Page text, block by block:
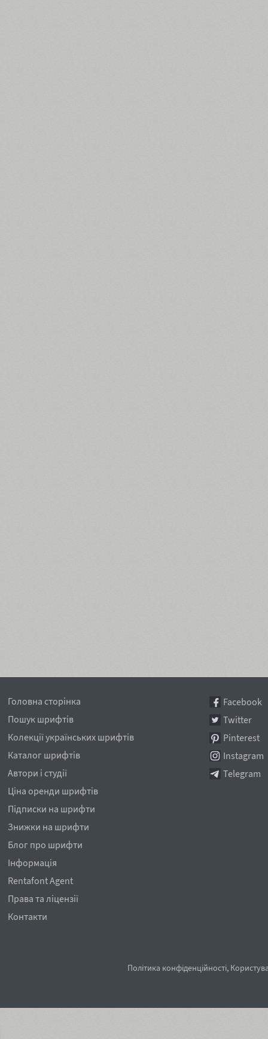
Головна сторінка
Пошук шрифтів
Колекції українських шрифтів
Каталог шрифтів
Автори і студії
Ціна оренди шрифтів
Підписки на шрифти
Знижки на шрифти
Блог про шрифти
Інформація
Rentafont Agent
Права та ліцензії
Контакти
Facebook
Twitter
Pinterest
Instagram
Telegram
Політика конфіденційності,